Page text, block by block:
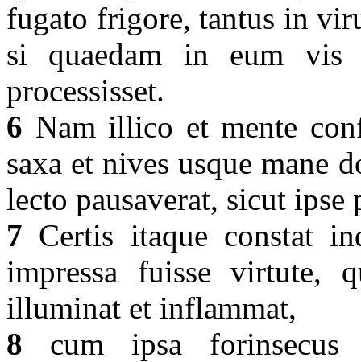
fugato frigore, tantus in
si quaedam in eum vis
processisset.
6 Nam illico et mente
saxa et nives usque mane
lecto pausaverat, sicut ipse
7 Certis itaque constat
impressa fuisse virtute,
illuminat et inflammat,
8 cum ipsa forinsecus